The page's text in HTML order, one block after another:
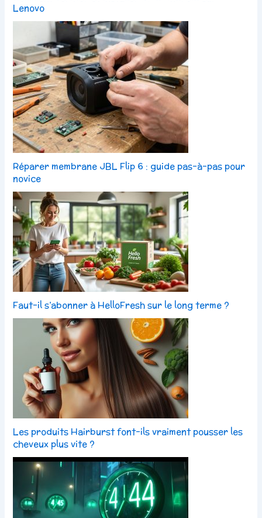
Lenovo
Réparer membrane JBL Flip 6 : guide pas-à-pas pour
novice
Faut-il s’abonner à HelloFresh sur le long terme ?
Les produits Hairburst font-ils vraiment pousser les
cheveux plus vite ?